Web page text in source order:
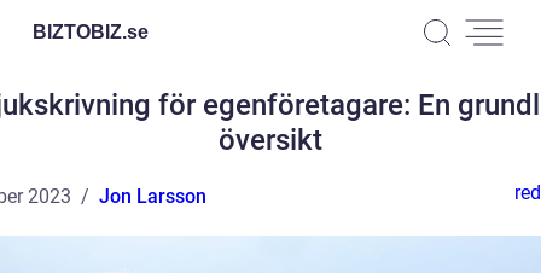
BIZTOBIZ.se
för egenföretagare: En
översikt
2023 Jon Larsson